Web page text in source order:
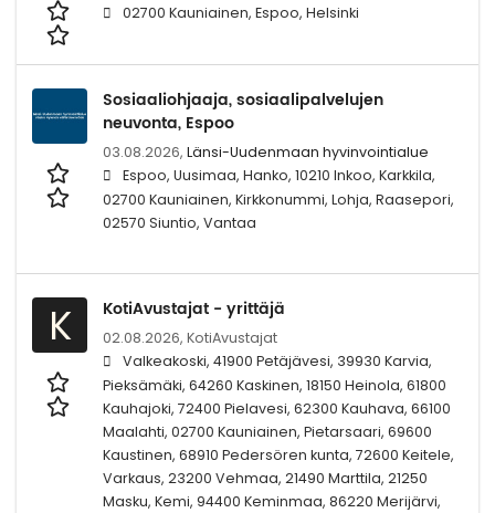
02700 Kauniainen, Espoo, Helsinki
Sosiaaliohjaaja, sosiaalipalvelujen
neuvonta, Espoo
03.08.2026, Länsi-Uudenmaan hyvinvointialue
Espoo, Uusimaa, Hanko, 10210 Inkoo, Karkkila,
02700 Kauniainen, Kirkkonummi, Lohja, Raasepori,
02570 Siuntio, Vantaa
K KotiAvustajat - yrittäjä
02.08.2026, KotiAvustajat
Valkeakoski, 41900 Petäjävesi, 39930 Karvia,
Pieksämäki, 64260 Kaskinen, 18150 Heinola, 61800
Kauhajoki, 72400 Pielavesi, 62300 Kauhava, 66100
Maalahti, 02700 Kauniainen, Pietarsaari, 69600
Kaustinen, 68910 Pedersören kunta, 72600 Keitele,
Varkaus, 23200 Vehmaa, 21490 Marttila, 21250
Masku, Kemi, 94400 Keminmaa, 86220 Merijärvi,